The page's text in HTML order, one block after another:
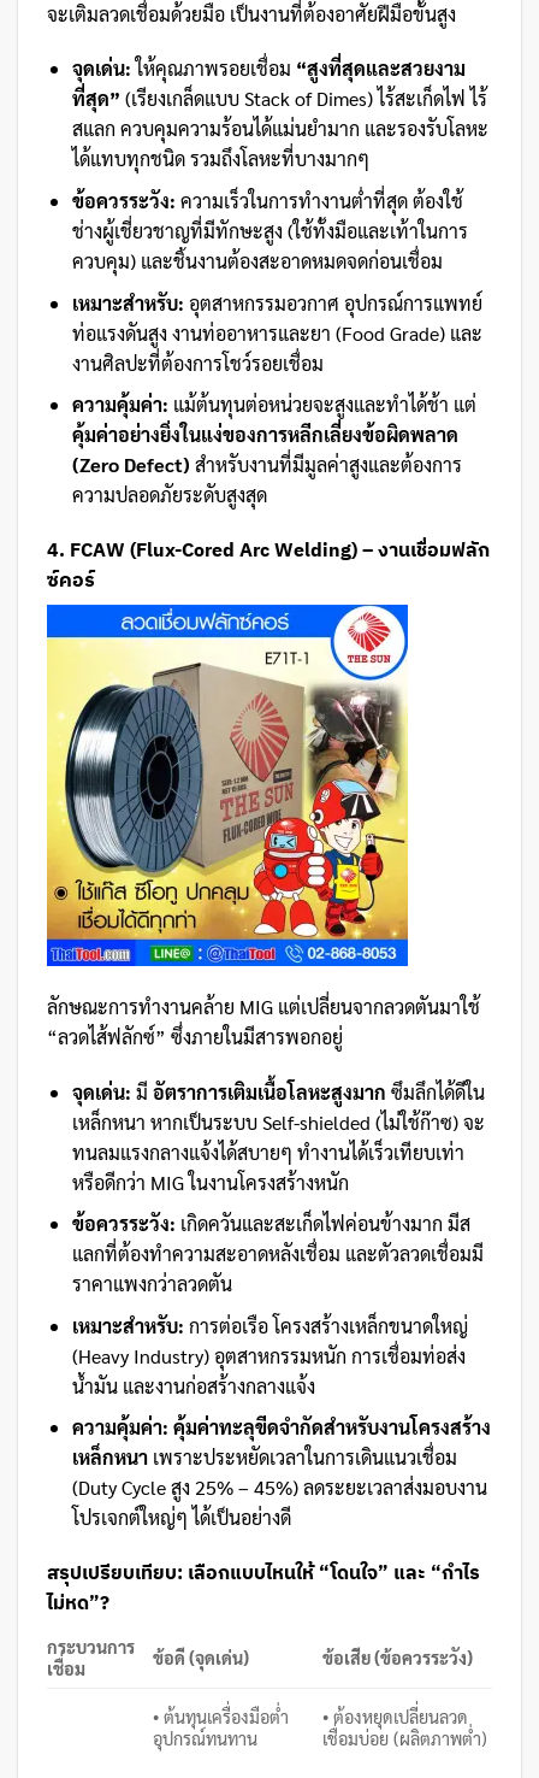
จะเติมลวดเชื่อมด้วยมือ เป็นงานที่ต้องอาศัยฝีมือขั้นสูง
จุดเด่น:ให้คุณภาพรอยเชื่อม “สูงที่สุดและสวยงาม
ที่สุด” (เรียงเกล็ดแบบ Stack of Dimes) ไร้สะเก็ดไฟ ไร้
สแลก ควบคุมความร้อนได้แม่นยำมาก และรองรับโลหะ
ได้แทบทุกชนิด รวมถึงโลหะที่บางมากๆ
ข้อควรระวัง: ความเร็วในการทำงานต่ำที่สุด ต้องใช้
ช่างผู้เชี่ยวชาญที่มีทักษะสูง (ใช้ทั้งมือและเท้าในการ
ควบคุม) และชิ้นงานต้องสะอาดหมดจดก่อนเชื่อม
เหมาะสำหรับ: อุตสาหกรรมอวกาศ อุปกรณ์การแพทย์
ท่อแรงดันสูง งานท่ออาหารและยา (Food Grade) และ
งานศิลปะที่ต้องการโชว์รอยเชื่อม
ความคุ้มค่า: แม้ต้นทุนต่อหน่วยจะสูงและทำได้ช้า แต่
คุ้มค่าอย่างยิ่งในแง่ของการหลีกเลี่ยงข้อผิดพลาด
(Zero Defect) สำหรับงานที่มีมูลค่าสูงและต้องการ
ความปลอดภัยระดับสูงสุด
4. FCAW (Flux-Cored Arc Welding) – งานเชื่อมฟลัก
ซ์คอร์
ลักษณะการทำงานคล้าย MIG แต่เปลี่ยนจากลวดตันมาใช้
“ลวดไส้ฟลักซ์” ซึ่งภายในมีสารพอกอยู่
จุดเด่น: มี อัตราการเติมเนื้อโลหะสูงมาก ซึมลึกได้ดีใน
เหล็กหนา หากเป็นระบบ Self-shielded (ไม่ใช้ก๊าซ) จะ
ทนลมแรงกลางแจ้งได้สบายๆ ทำงานได้เร็วเทียบเท่า
หรือดีกว่า MIG ในงานโครงสร้างหนัก
ข้อควรระวัง: เกิดควันและสะเก็ดไฟค่อนข้างมาก มีส
แลกที่ต้องทำความสะอาดหลังเชื่อม และตัวลวดเชื่อมมี
ราคาแพงกว่าลวดตัน
เหมาะสำหรับ: การต่อเรือ โครงสร้างเหล็กขนาดใหญ่
(Heavy Industry) อุตสาหกรรมหนัก การเชื่อมท่อส่ง
น้ำมัน และงานก่อสร้างกลางแจ้ง
ความคุ้มค่า: คุ้มค่าทะลุขีดจำกัดสำหรับงานโครงสร้าง
เหล็กหนาเพราะประหยัดเวลาในการเดินแนวเชื่อม
(Duty Cycle สูง 25% – 45%) ลดระยะเวลาส่งมอบงาน
โปรเจกต์ใหญ่ๆ ได้เป็นอย่างดี
สรุปเปรียบเทียบ: เลือกแบบไหนให้ “โดนใจ” และ “กำไร
ไม่หด”?
กระบวนการ
เชื่อม
ข้อดี (จุดเด่น) ข้อเสีย (ข้อควรระวัง)
• ต้นทุนเครื่องมือต่ำ
อุปกรณ์ทนทาน
• ต้องหยุดเปลี่ยนลวด
เชื่อมบ่อย (ผลิตภาพต่ำ)